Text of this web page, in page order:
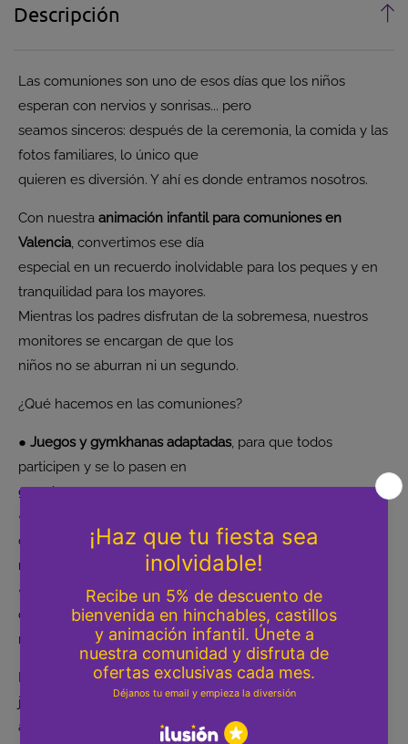
Descripción
Las comuniones son uno de esos días que los niños
esperan con nervios y sonrisas... pero
seamos sinceros: después de la ceremonia, la comida y las
fotos familiares, lo único que
quieren es diversión. Y ahí es donde entramos nosotros.
Con nuestra animación infantil para comuniones en
Valencia , convertimos ese día
especial en un recuerdo inolvidable para los peques y en
tranquilidad para los mayores.
Mientras los padres disfrutan de la sobremesa, nuestros
monitores se encargan de que los
niños no se aburran ni un segundo.
¿Qué hacemos en las comuniones?
● Juegos y gymkhanas adaptadas, para que todos
participen y se lo pasen en
grande.
●
como llevarse a casa un
recuerdo hecho por ellos mismos.
●
Animaciones dinámicas, con bailes, música y actividades
que hacen que hasta los
más tímidos acaben participando.
Nos adaptamos al espacio (restaurantes, salones,
jardines...) y al número de niños, con
actividades pensadas para todas las edades. El objetivo es